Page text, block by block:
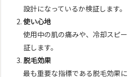
設計になっているか検証します。
使い心地
使用中の肌の痛みや、冷却スピ
証します。
脱毛効果
最も重要な指標である脱毛効果